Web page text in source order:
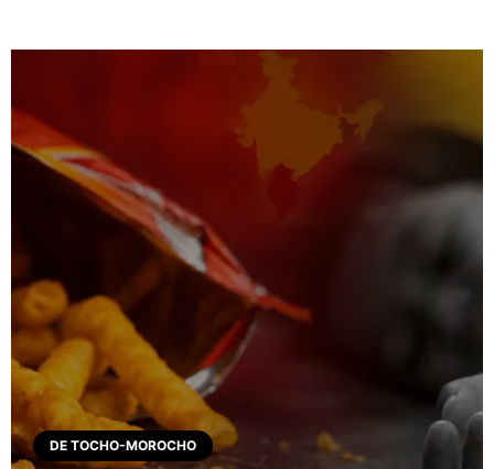
DE TOCHO-MOROCHO